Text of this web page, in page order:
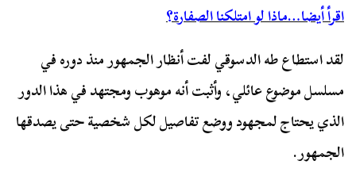
اقرأ أيضا…ماذا لو امتلكنا الصفارة؟
لقد استطاع طه الدسوقي لفت أنظار الجمهور منذ دوره في
مسلسل موضوع عائلي، وأثبت أنه موهوب ومجتهد في هذا الدور
الذي يحتاج لمجهود ووضع تفاصيل لكل شخصية حتى يصدقها
الجمهور.